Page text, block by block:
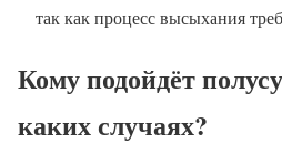
так как процесс высыхания
Кому подойдёт
каких случаях?